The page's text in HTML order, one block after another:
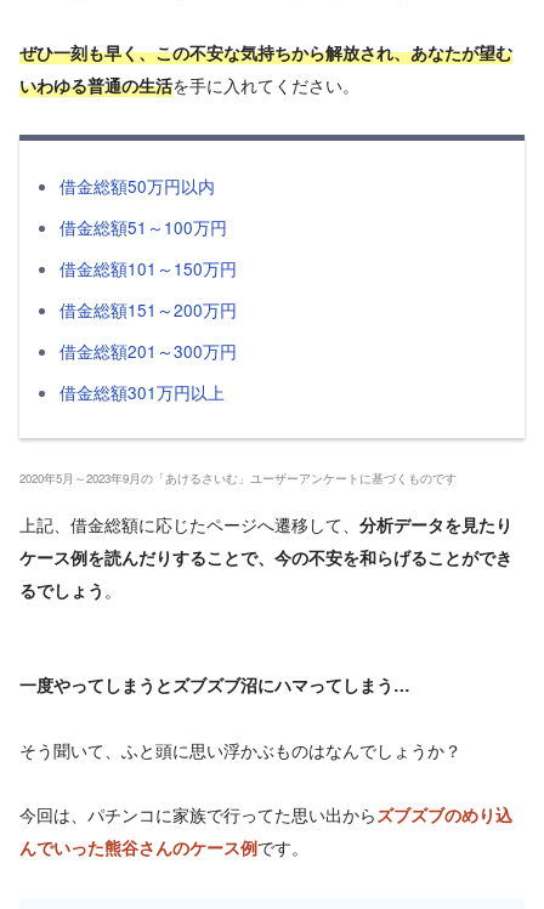
ぜひ一刻も早く、この不安な気持ちから解放され、あなたが望む
いわゆる普通の生活を手に入れてください。
借金総額50万円以内
借金総額51～100万円
借金総額101～150万円
借金総額151～200万円
借金総額201～300万円
借金総額301万円以上
2020年5月～2023年9月の「あけるさいむ」ユーザーアンケートに基づくものです
上記、借金総額に応じたページへ遷移して、 分析データを見たり
ケース例を読んだりすることで、今の不安を和らげることができ
るでしょう 。
一度やってしまうとズブズブ沼にハマってしまう…
そう聞いて、ふと頭に思い浮かぶものはなんでしょうか？
今回は、パチンコに家族で行ってた思い出からズブズブのめり込
んでいった熊谷さんのケース例です。